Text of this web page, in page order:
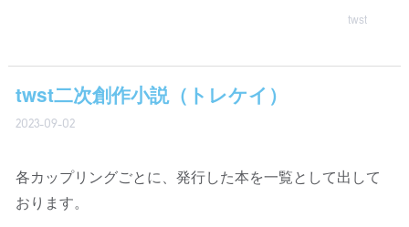
twst
twst二次創作小説（トレケイ）
2023-09-02
各カップリングごとに、発行した本を一覧として出して
おります。